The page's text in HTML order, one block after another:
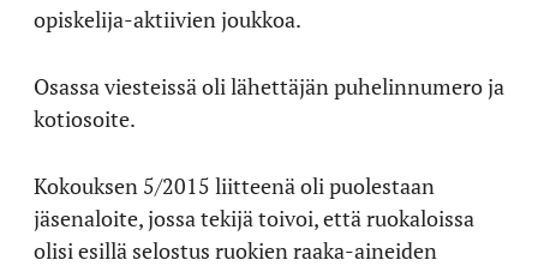
opiskelija-aktiivien joukkoa.
Osassa viesteissä oli lähettäjän puhelinnumero ja
kotiosoite.
Kokouksen 5/2015 liitteenä oli puolestaan
jäsenaloite, jossa tekijä toivoi, että ruokaloissa
olisi esillä selostus ruokien raaka-aineiden